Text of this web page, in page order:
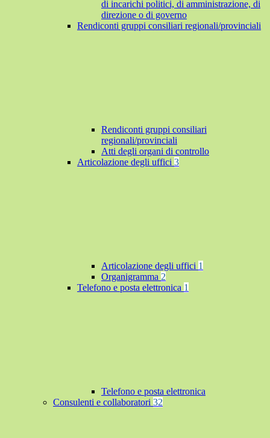
di incarichi politici, di amministrazione, di
direzione o di governo
Rendiconti gruppi consiliari regionali/provinciali
Rendiconti gruppi consiliari
regionali/provinciali
Atti degli organi di controllo
Articolazione degli uffici 3
Articolazione degli uffici 1
Organigramma 2
Telefono e posta elettronica 1
Telefono e posta elettronica
Consulenti e collaboratori 32